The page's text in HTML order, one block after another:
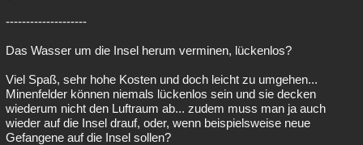
--------------------
Das Wasser um die Insel herum verminen, lückenlos?
Viel Spaß, sehr hohe Kosten und doch leicht zu umgehen...
Minenfelder können niemals lückenlos sein und sie decken
wiederum nicht den Luftraum ab... zudem muss man ja auch
wieder auf die Insel drauf, oder, wenn beispielsweise neue
Gefangene auf die Insel sollen?